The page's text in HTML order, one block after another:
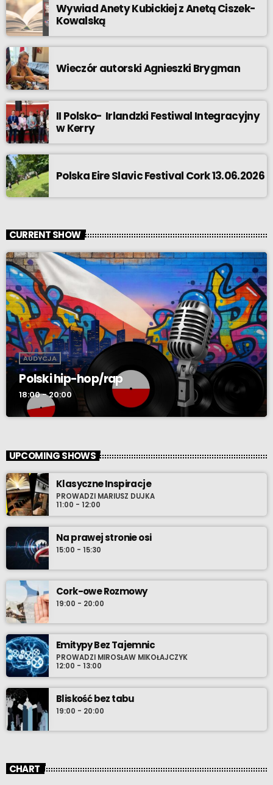
Wywiad Anety Kubickiej z Anetą Ciszek-
Kowalską
Wieczór autorski Agnieszki Brygman
II Polsko- Irlandzki Festiwal Integracyjny
w Kerry
Polska Eire Slavic Festival Cork 13.06.2026
CURRENT SHOW
AUDYCJA
Polski hip-hop/rap
18:00 - 20:00
UPCOMING SHOWS
Klasyczne Inspiracje
PROWADZI MARIUSZ DUJKA
11:00 - 12:00
Na prawej stronie osi
15:00 - 15:30
Cork-owe Rozmowy
19:00 - 20:00
Emitypy Bez Tajemnic
PROWADZI MIROSŁAW MIKOŁAJCZYK
12:00 - 13:00
Bliskość bez tabu
19:00 - 20:00
CHART